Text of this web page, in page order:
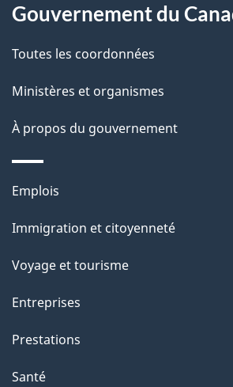
o
c
m
e
t
i
l
s
d
e
l
a
p
a
g
e
propos
de
ce
site
Gouvernement du
Toutes les coordonnées
Ministères et organismes
À propos du gouvernement
Thèmes
sujets
Emplois
Immigration et citoyenneté
Voyage et tourisme
Entreprises
Prestations
Santé